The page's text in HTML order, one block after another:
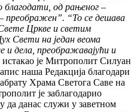
од рањеног –
– преображен”. “То се дешава
Цркве и светим
Свети на један веома
и дела, преображавајући и
истакао је Митрополит Силуан
наша Редакција благодари
Храма Светога Саве на
је заблагодарио
да данас служи у заветном